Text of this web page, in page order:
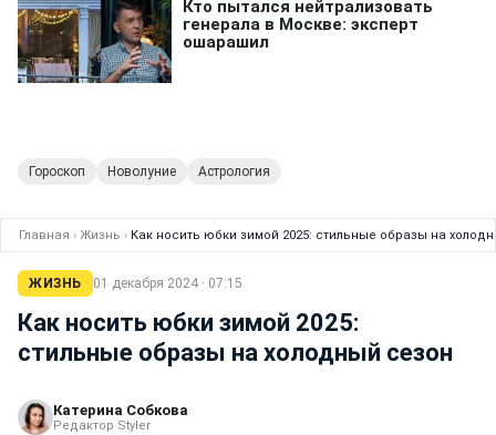
Гороскоп Новолуние Астрология
Главная › Жизнь › Как носить юбки зимой 2025: стильные образы на
ЖИЗНЬ 01 декабря 2024 · 07:15
Как носить юбки зимой 2025:
стильные образы на холодный сезон
Катерина Собкова
Редактор Styler